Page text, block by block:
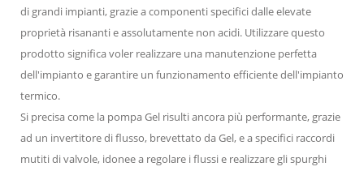
di grandi impianti, grazie a componenti specifici dalle elevate
proprietà risananti e assolutamente non acidi. Utilizzare questo
prodotto significa voler realizzare una manutenzione perfetta
dell'impianto e garantire un funzionamento efficiente dell'impianto
termico.
Si precisa come la pompa Gel risulti ancora più performante, grazie
ad un invertitore di flusso, brevettato da Gel, e a specifici raccordi
mutiti di valvole, idonee a regolare i flussi e realizzare gli spurghi